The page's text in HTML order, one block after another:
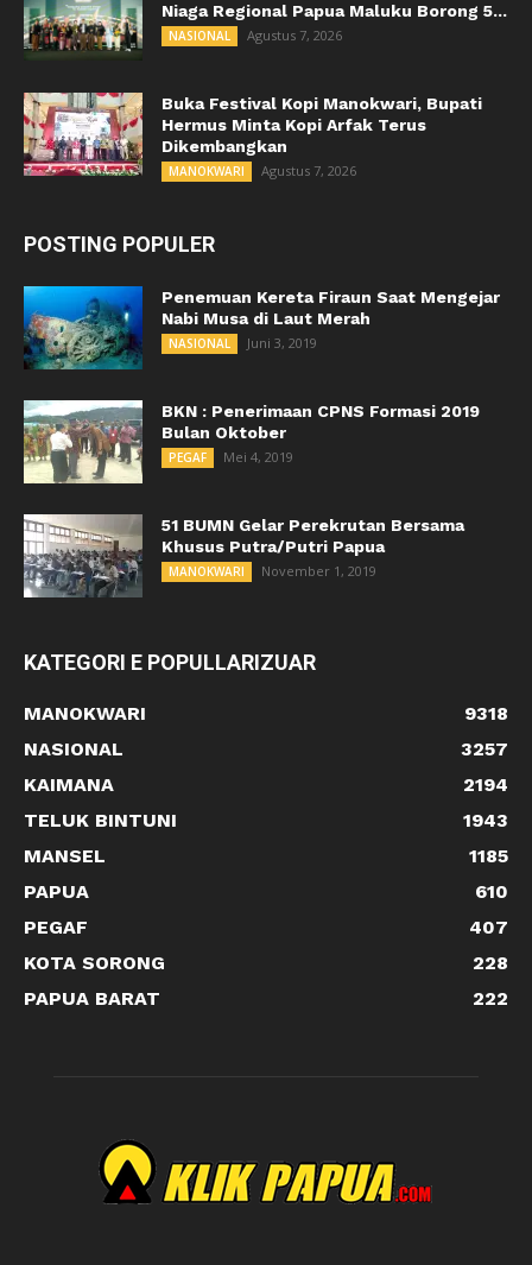
Niaga Regional Papua Maluku Borong 5...
NASIONAL Agustus 7, 2026
Buka Festival Kopi Manokwari, Bupati
Hermus Minta Kopi Arfak Terus
Dikembangkan
MANOKWARI Agustus 7, 2026
POSTING POPULER
Penemuan Kereta Firaun Saat Mengejar
Nabi Musa di Laut Merah
NASIONAL Juni 3, 2019
BKN : Penerimaan CPNS Formasi 2019
Bulan Oktober
PEGAF Mei 4, 2019
51 BUMN Gelar Perekrutan Bersama
Khusus Putra/Putri Papua
MANOKWARI November 1, 2019
KATEGORI E POPULLARIZUAR
MANOKWARI
9318
NASIONAL
3257
KAIMANA
2194
TELUK BINTUNI
1943
MANSEL
1185
PAPUA
610
PEGAF
407
KOTA SORONG
228
PAPUA BARAT
222